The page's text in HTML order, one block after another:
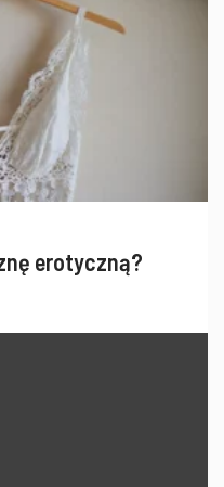
erotyczną?